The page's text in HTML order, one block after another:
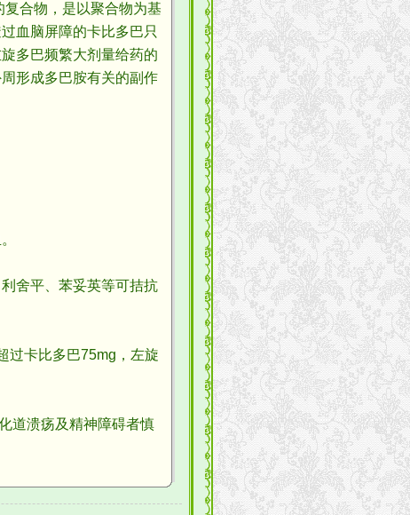
合物，是以聚合物为基
血脑屏障的卡比多巴只
多巴频繁大剂量给药的
形成多巴胺有关的副作
舍平、苯妥英等可拮抗
卡比多巴75mg，左旋
道溃疡及精神障碍者慎